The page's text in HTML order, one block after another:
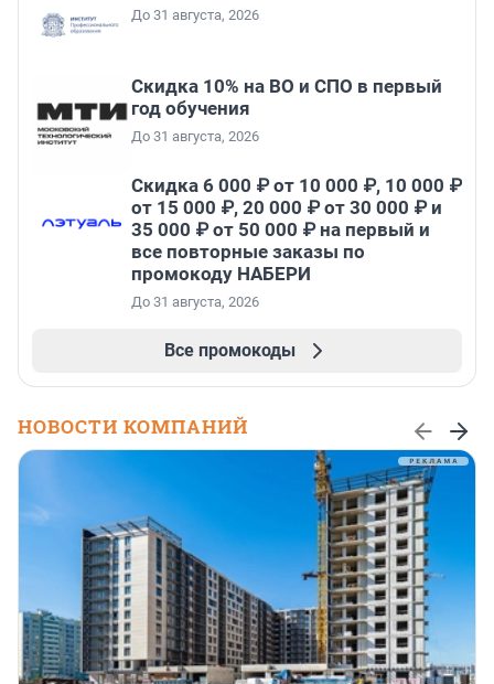
До 31 августа, 2026
Скидка 10% на ВО и СПО в первый
год обучения
До 31 августа, 2026
Скидка 6 000 ₽ от 10 000 ₽, 10 000 ₽
от 15 000 ₽, 20 000 ₽ от 30 000 ₽ и
35 000 ₽ от 50 000 ₽ на первый и
все повторные заказы по
промокоду НАБЕРИ
До 31 августа, 2026
Все промокоды
НОВОСТИ КОМПАНИЙ